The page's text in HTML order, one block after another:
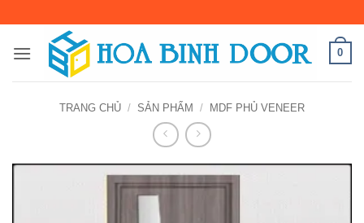
nội
0
TRANG CHỦ / SẢN PHẨM / MDF PHỦ VENEER